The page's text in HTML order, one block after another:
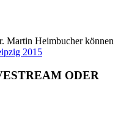
Martin Heimbucher können
2015
ODER